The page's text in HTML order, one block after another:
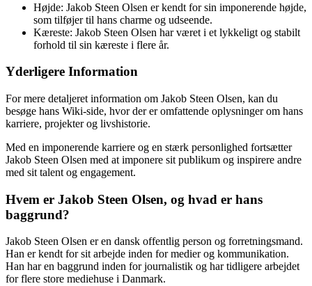
Højde: Jakob Steen Olsen er kendt for sin imponerende højde,
som tilføjer til hans charme og udseende.
Kæreste: Jakob Steen Olsen har været i et lykkeligt og stabilt
forhold til sin kæreste i flere år.
Yderligere Information
For mere detaljeret information om Jakob Steen Olsen, kan du
besøge hans Wiki-side, hvor der er omfattende oplysninger om hans
karriere, projekter og livshistorie.
Med en imponerende karriere og en stærk personlighed fortsætter
Jakob Steen Olsen med at imponere sit publikum og inspirere andre
med sit talent og engagement.
Hvem er Jakob Steen Olsen, og hvad er hans
baggrund?
Jakob Steen Olsen er en dansk offentlig person og forretningsmand.
Han er kendt for sit arbejde inden for medier og kommunikation.
Han har en baggrund inden for journalistik og har tidligere arbejdet
for flere store mediehuse i Danmark.